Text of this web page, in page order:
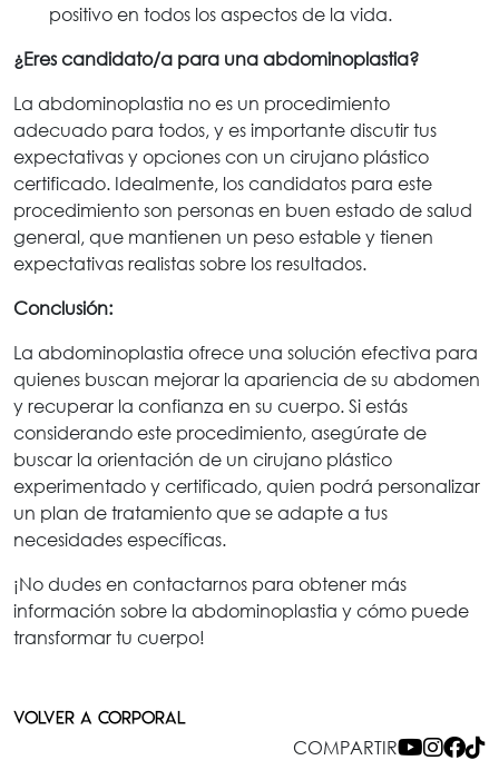
positivo en todos los aspectos de la vida.
¿Eres candidato/a para una abdominoplastia?
La abdominoplastia no es un procedimiento
adecuado para todos, y es importante discutir tus
expectativas y opciones con un cirujano plástico
certificado. Idealmente, los candidatos para este
procedimiento son personas en buen estado de salud
general, que mantienen un peso estable y tienen
expectativas realistas sobre los resultados.
Conclusión:
La abdominoplastia ofrece una solución efectiva para
quienes buscan mejorar la apariencia de su abdomen
y recuperar la confianza en su cuerpo. Si estás
considerando este procedimiento, asegúrate de
buscar la orientación de un cirujano plástico
experimentado y certificado, quien podrá personalizar
un plan de tratamiento que se adapte a tus
necesidades específicas.
¡No dudes en contactarnos para obtener más
información sobre la abdominoplastia y cómo puede
transformar tu cuerpo!
VOLVER A CORPORAL
COMPARTIR